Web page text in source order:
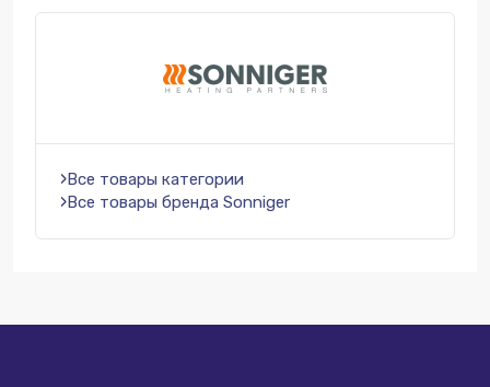
Все товары категории
Все товары бренда Sonniger